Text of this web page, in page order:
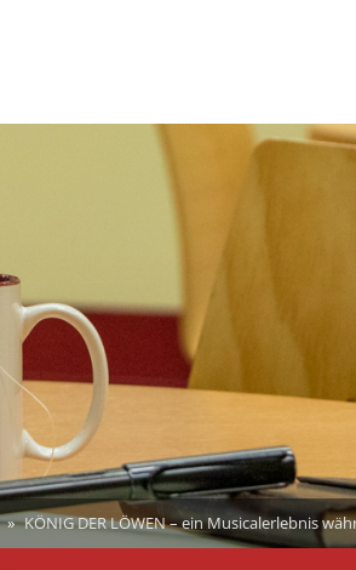
KÖNIG DER LÖWEN – ein Musicalerlebnis